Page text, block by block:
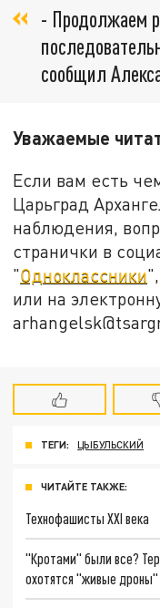
- Продолжаем
сообщил
Уважаемые
Если вам есть
Царьград
наблюдения,
странички в
"Одноклассники
или на
ТЕГИ: ЦЫБУЛЬСКИЙ
ЧИТАЙТЕ ТАКЖЕ:
Технофашисты XXI века
"Кротами" были все?
охотятся "живые дроны"